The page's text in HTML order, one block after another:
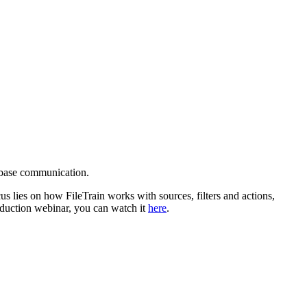
communication.
lies on how FileTrain works with sources, filters and actions,
webinar, you can watch it here.